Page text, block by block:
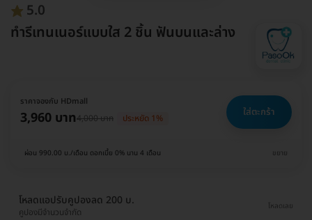
5.0
ทำรีเทนเนอร์แบบใส 2 ชิ้น ฟันบนและล่าง
ราคาจองกับ HDmall
3,960 บาท4,000 บาท ประหยัด 1% ใส่ตะกร้า
ผ่อน 990.00 บ./เดือน ดอกเบี้ย 0% นาน 4 เดือน ขยาย
โหลดแอปรับคูปองลด 200 บ.
คูปองมีจำนวนจำกัด
โหลดเลย